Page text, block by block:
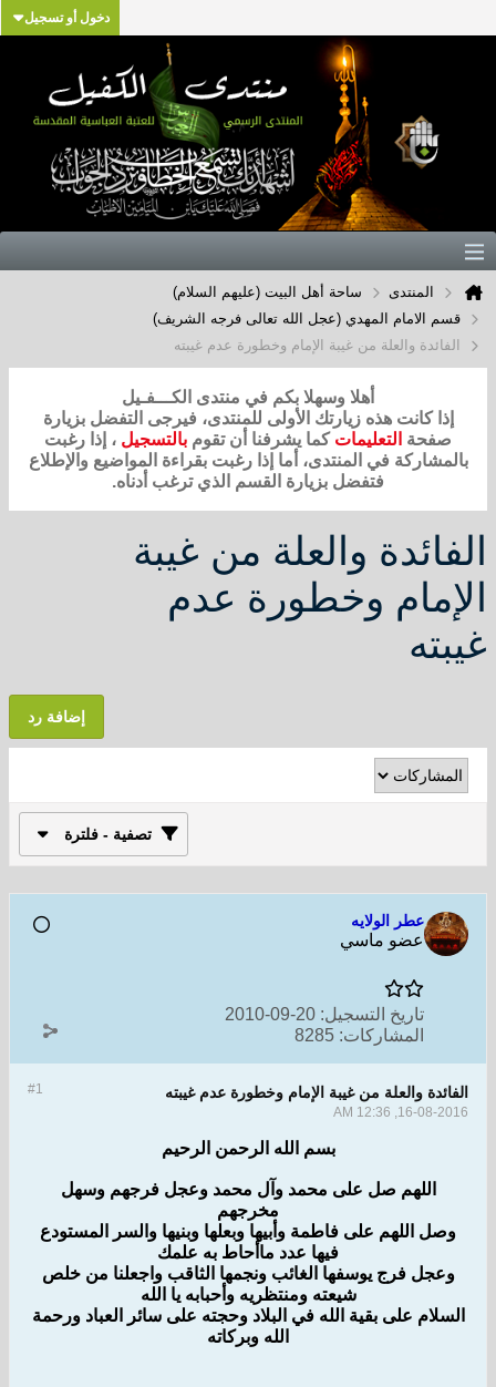
دخول أو تسجيل
المنتدى
ساحة أهل البيت (عليهم السلام)
قسم الامام المهدي (عجل الله تعالى فرجه الشريف)
الفائدة والعلة من غيبة الإمام وخطورة عدم غيبته
أهلا وسهلا بكم في منتدى الكـــفـيل
إذا كانت هذه زيارتك الأولى للمنتدى، فيرجى التفضل بزيارة
صفحة التعليمات كما يشرفنا أن تقوم بالتسجيل ، إذا رغبت
بالمشاركة في المنتدى، أما إذا رغبت بقراءة المواضيع والإطلاع
فتفضل بزيارة القسم الذي ترغب أدناه.
الفائدة والعلة من غيبة
الإمام وخطورة عدم
غيبته
إضافة رد
تصفية - فلترة
عطر الولايه
عضو ماسي
تاريخ التسجيل: 20-09-2010
المشاركات: 8285
#1 الفائدة والعلة من غيبة الإمام وخطورة عدم غيبته
16-08-2016, 12:36 AM
بسم الله الرحمن الرحيم
اللهم صل على محمد وآل محمد وعجل فرجهم وسهل
مخرجهم
وصل اللهم على فاطمة وأبيها وبعلها وبنيها والسر المستودع
فيها عدد ماأحاط به علمك
وعجل فرج يوسفها الغائب ونجمها الثاقب واجعلنا من خلص
شيعته ومنتظريه وأحبابه يا الله
السلام على بقية الله في البلاد وحجته على سائر العباد ورحمة
الله وبركاته